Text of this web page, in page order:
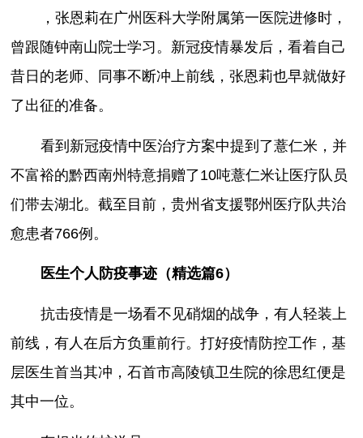
，张恩莉在广州医科大学附属第一医院进修时，
曾跟随钟南山院士学习。新冠疫情暴发后，看着自己
昔日的老师、同事不断冲上前线，张恩莉也早就做好
了出征的准备。
看到新冠疫情中医治疗方案中提到了薏仁米，并
不富裕的黔西南州特意捐赠了10吨薏仁米让医疗队员
们带去湖北。截至目前，贵州省支援鄂州医疗队共治
愈患者766例。
医生个人防疫事迹（精选篇6）
抗击疫情是一场看不见硝烟的战争，有人轻装上
前线，有人在后方负重前行。打好疫情防控工作，基
层医生首当其冲，石首市高陵镇卫生院的徐思红便是
其中一位。